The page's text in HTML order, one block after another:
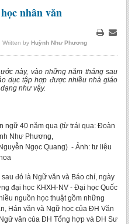
nhân văn
Email
Written by Huỳnh Như Phương
này, vào những năm tháng sau
dục tập hợp được nhiều nhà giáo
như vậy.
ngữ 40 năm qua (từ trái qua: Đoàn
Như Phương,
Ngọc Quang) - Ảnh: tư liệu
đó là Ngữ văn và Báo chí, ngày
đại học KHXH-NV - Đại học Quốc
nguồn học thuật gồm những
Hán văn và Ngữ học của ĐH Văn
văn của ĐH Tổng hợp và ĐH Sư